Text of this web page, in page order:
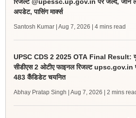
अपडेट, पासिंग मार्क्स
Santosh Kumar | Aug 7, 2026 | 4 mins read
UPSC CDS 2 2025 OTA Final Result:
सीडीएस 2 ओटीए फाइनल रिजल्ट upsc.gov.in
483 कैंडिडेट चयनित
Abhay Pratap Singh | Aug 7, 2026 | 2 mins